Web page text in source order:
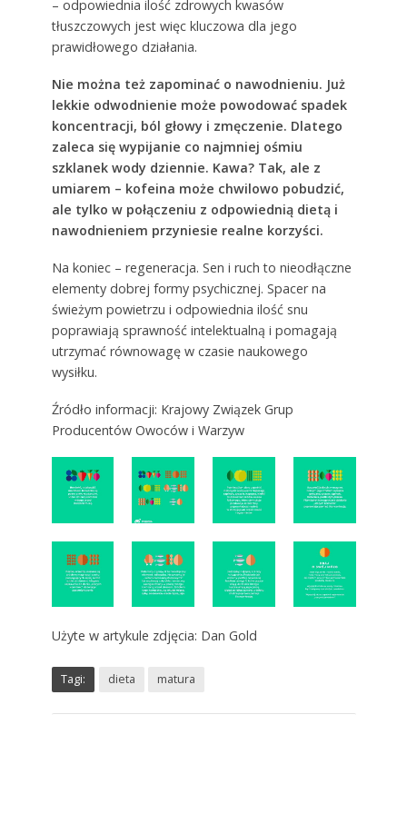
– odpowiednia ilość zdrowych kwasów
tłuszczowych jest więc kluczowa dla jego
prawidłowego działania.
Nie można też zapominać o nawodnieniu. Już
lekkie odwodnienie może powodować spadek
koncentracji, ból głowy i zmęczenie. Dlatego
zaleca się wypijanie co najmniej ośmiu
szklanek wody dziennie. Kawa? Tak, ale z
umiarem – kofeina może chwilowo pobudzić,
ale tylko w połączeniu z odpowiednią dietą i
nawodnieniem przyniesie realne korzyści.
Na koniec – regeneracja. Sen i ruch to nieodłączne
elementy dobrej formy psychicznej. Spacer na
świeżym powietrzu i odpowiednia ilość snu
poprawiają sprawność intelektualną i pomagają
utrzymać równowagę w czasie naukowego
wysiłku.
Źródło informacji: Krajowy Związek Grup
Producentów Owoców i Warzyw
Użyte w artykule zdjęcia: Dan Gold
Tagi: dieta matura